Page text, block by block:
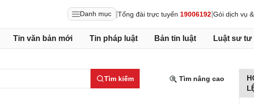
Danh mục Tổng đài trực tuyến 19006192 Gói dịch vụ
Tin văn bản mới Tin pháp luật Bản tin luật Luật sư tư
Tìm kiếm Tìm nâng cao